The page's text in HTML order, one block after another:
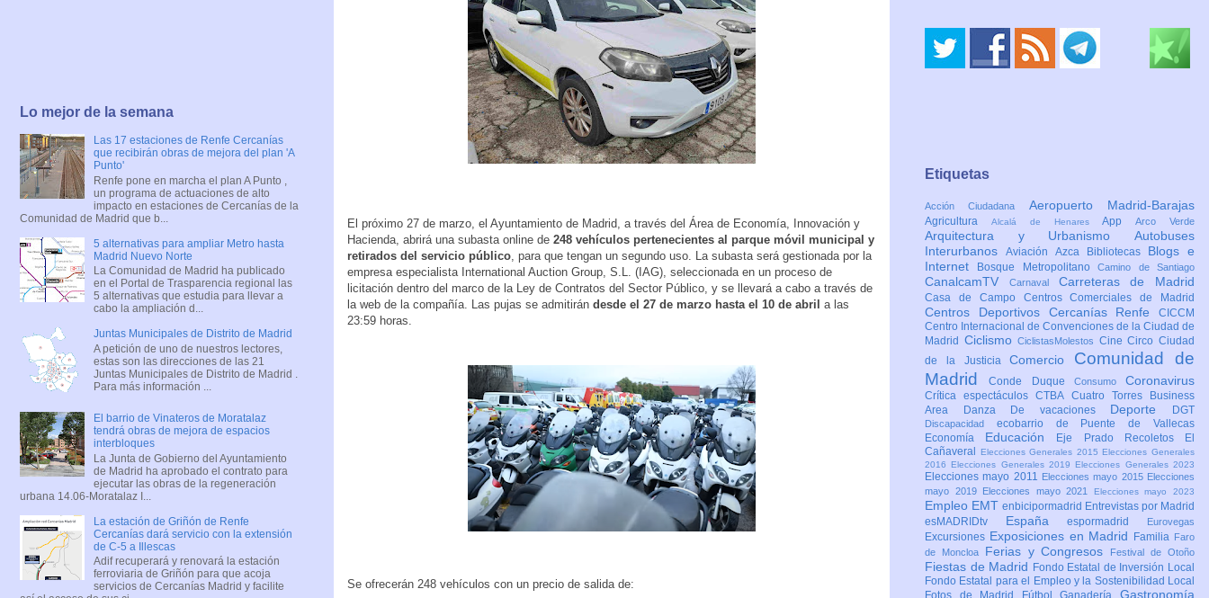
El próximo 27 de marzo, el Ayuntamiento de Madrid, a través del Área de Economía, Innovación y
Hacienda, abrirá una subasta online de 248 vehículos pertenecientes al parque móvil municipal y
retirados del servicio público , para que tengan un segundo uso. La subasta será gestionada por la
empresa especialista International Auction Group, S.L. (IAG), seleccionada en un proceso de
licitación dentro del marco de la Ley de Contratos del Sector Público, y se llevará a cabo a través de
la web de la compañía. Las pujas se admitirán desde el 27 de marzo hasta el 10 de abril a las
23:59 horas.
Se ofrecerán 248 vehículos con un precio de salida de:
Lo mejor de la semana
Las 17 estaciones de Renfe Cercanías
que recibirán obras de mejora del plan 'A
Punto'
Renfe pone en marcha el plan A Punto ,
un programa de actuaciones de alto
impacto en estaciones de Cercanías de la
Comunidad de Madrid que b...
5 alternativas para ampliar Metro hasta
Madrid Nuevo Norte
La Comunidad de Madrid ha publicado
en el Portal de Trasparencia regional las
5 alternativas que estudia para llevar a
cabo la ampliación d...
Juntas Municipales de Distrito de Madrid
A petición de uno de nuestros lectores,
estas son las direcciones de las 21
Juntas Municipales de Distrito de Madrid .
Para más información ...
El barrio de Vinateros de Moratalaz
tendrá obras de mejora de espacios
interbloques
La Junta de Gobierno del Ayuntamiento
de Madrid ha aprobado el contrato para
ejecutar las obras de la regeneración
urbana 14.06-Moratalaz I...
La estación de Griñón de Renfe
Cercanías dará servicio con la extensión
de C-5 a Illescas
Adif recuperará y renovará la estación
ferroviaria de Griñón para que acoja
servicios de Cercanías Madrid y facilite
Etiquetas
Acción Ciudadana Aeropuerto Madrid-Barajas
Agricultura Alcalá de HenaresAppArco Verde
Arquitectura y Urbanismo Autobuses
Interurbanos Aviación Azca Bibliotecas Blogs e
Internet
Bosque MetropolitanoCamino de Santiago
CanalcamTV Carnaval Carreteras de Madrid
Casa de Campo Centros Comerciales de Madrid
Centros Deportivos Cercanías Renfe CICCM
Centro Internacional de Convenciones de la Ciudad de
Madrid CiclismoCiclistasMolestos CineCircoCiudad
de la JusticiaComercio Comunidad de
MadridConde Duque Consumo Coronavirus
Crítica espectáculosCTBA Cuatro Torres Business
Area
Danza De vacaciones Deporte DGT
Discapacidad ecobarrio de Puente de Vallecas
Economía Educación Eje Prado Recoletos
El
Cañaveral
Elecciones Generales 2015 Elecciones Generales
2016 Elecciones Generales 2019 Elecciones Generales 2023
Elecciones mayo 2011 Elecciones mayo 2015 Elecciones
mayo 2019
Elecciones mayo 2021 Elecciones mayo 2023
Empleo EMT enbicipormadrid Entrevistas por Madrid
esMADRIDtv Españaespormadrid Eurovegas
Excursiones Exposiciones en Madrid Familia Faro
de Moncloa
Ferias y Congresos Festival de Otoño
Fiestas de Madrid Fondo Estatal de Inversión Local
Fondo Estatal para el Empleo y la Sostenibilidad Local
Gastronomía